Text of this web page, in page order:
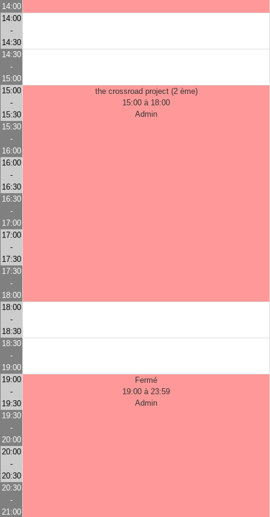
14:00
14:00
-
14:30
14:30
-
15:00
15:00
-
15:30
the crossroad project (2 ème)
15:00 à 18:00
Admin
15:30
-
16:00
16:00
-
16:30
16:30
-
17:00
17:00
-
17:30
17:30
-
18:00
18:00
-
18:30
18:30
-
19:00
19:00
-
19:30
Fermé
19:00 à 23:59
Admin
19:30
-
20:00
20:00
-
20:30
20:30
-
21:00